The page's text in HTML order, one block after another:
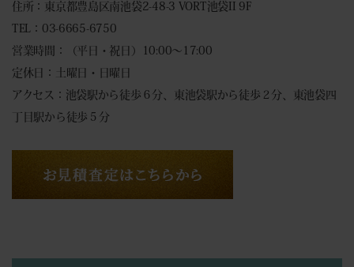
住所：東京都豊島区南池袋2-48-3 VORT池袋II 9F
TEL：03-6665-6750
営業時間：（平日・祝日）10:00～17:00
定休日：土曜日・日曜日
アクセス：池袋駅から徒歩６分、東池袋駅から徒歩２分、東池袋四
丁目駅から徒歩５分